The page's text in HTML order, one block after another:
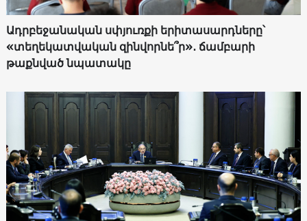
Ադրբեջանական սփյուռքի երիտասարդները՝
«տեղեկատվական զինվորնե՞ր»․ ճամբարի
թաքնված նպատակը